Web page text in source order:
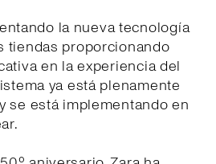
la nueva tecnología
tiendas proporcionando
en la experiencia del
ya está plenamente
se está implementando en